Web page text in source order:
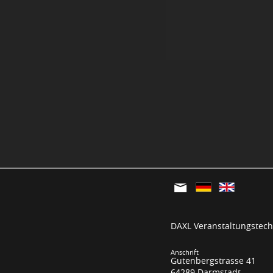
DAXL
Anschrift
Gutenbergstrasse 41